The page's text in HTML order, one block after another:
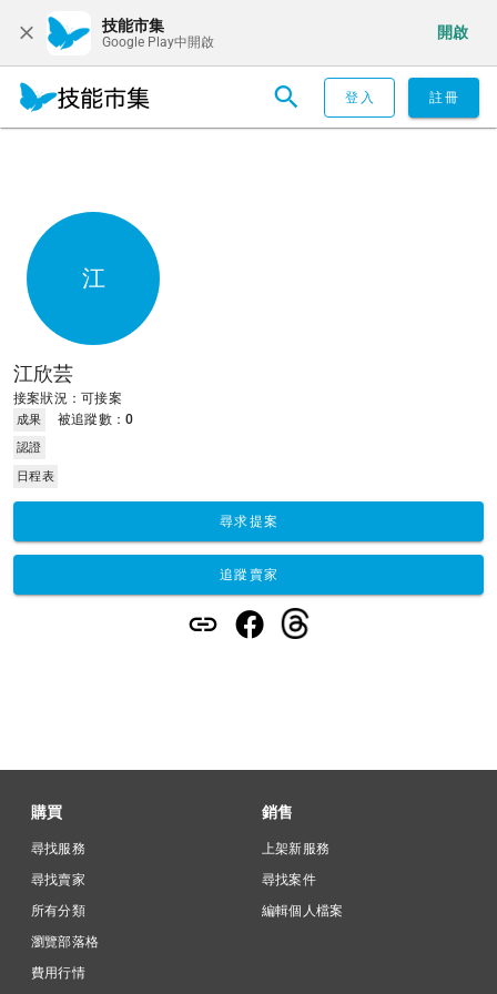
技能市集
Google Play中開啟
開啟
登入 註冊
江
江欣芸
接案狀況：可接案
成果 被追蹤數：0
認證
日程表
尋求提案
追蹤賣家
購買
尋找服務
尋找賣家
所有分類
瀏覽部落格
費用行情
銷售
上架新服務
尋找案件
編輯個人檔案